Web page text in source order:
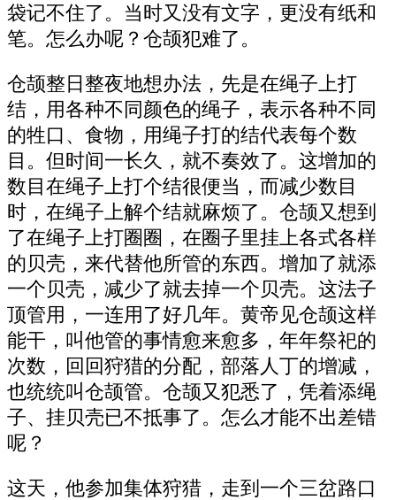
袋记不住了。当时又没有文字，更没有纸和
笔。怎么办呢？仓颉犯难了。
仓颉整日整夜地想办法，先是在绳子上打
结，用各种不同颜色的绳子，表示各种不同
的牲口、食物，用绳子打的结代表每个数
目。但时间一长久，就不奏效了。这增加的
数目在绳子上打个结很便当，而减少数目
时，在绳子上解个结就麻烦了。仓颉又想到
了在绳子上打圈圈，在圈子里挂上各式各样
的贝壳，来代替他所管的东西。增加了就添
一个贝壳，减少了就去掉一个贝壳。这法子
顶管用，一连用了好几年。黄帝见仓颉这样
能干，叫他管的事情愈来愈多，年年祭祀的
次数，回回狩猎的分配，部落人丁的增减，
也统统叫仓颉管。仓颉又犯悉了，凭着添绳
子、挂贝壳已不抵事了。怎么才能不出差错
呢？
这天，他参加集体狩猎，走到一个三岔路口